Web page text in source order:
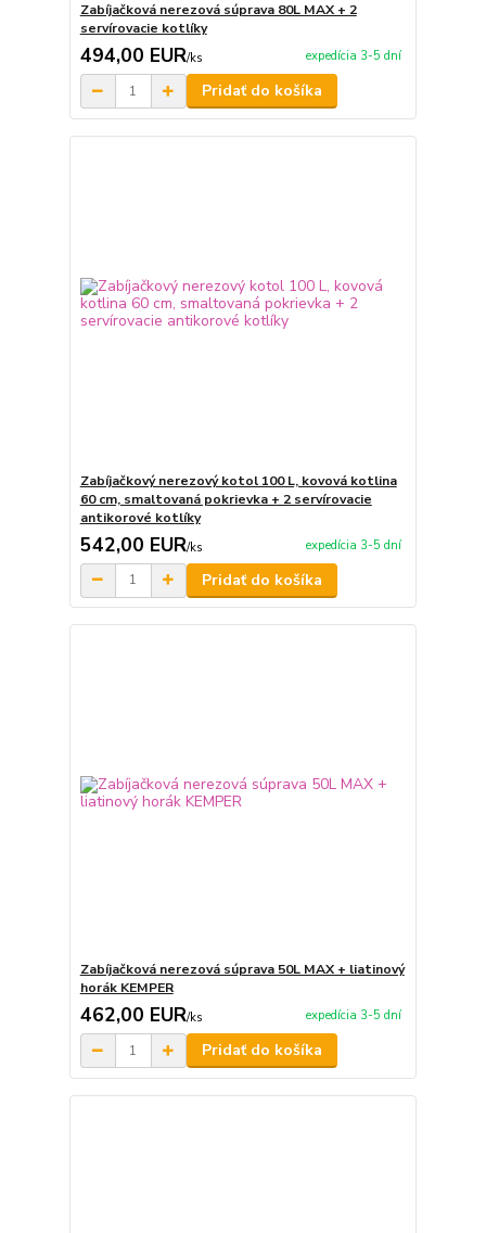
Zabíjačková nerezová súprava 80L MAX + 2
servírovacie kotlíky
494,00 EUR/ks expedícia 3-5 dní
Pridať do košíka
Zabíjačkový nerezový kotol 100 L, kovová kotlina
60 cm, smaltovaná pokrievka + 2 servírovacie
antikorové kotlíky
542,00 EUR/ks expedícia 3-5 dní
Pridať do košíka
Zabíjačková nerezová súprava 50L MAX + liatinový
horák KEMPER
462,00 EUR/ks expedícia 3-5 dní
Pridať do košíka